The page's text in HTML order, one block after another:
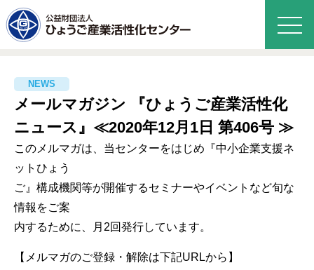
メールマガジン 『ひょうご産業活性化
ニュース』≪2020年12月1日 第406号 ≫
このメルマガは、当センターをはじめ『中小企業支援ネ
ットひょう
ご』構成機関等が開催するセミナーやイベントなど旬な
情報をご案
内するために、月2回発行しています。
【メルマガのご登録・解除は下記URLから】